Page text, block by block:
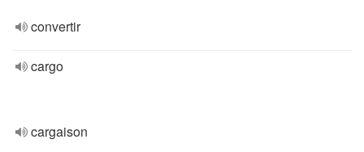
convertir
cargo
cargaison